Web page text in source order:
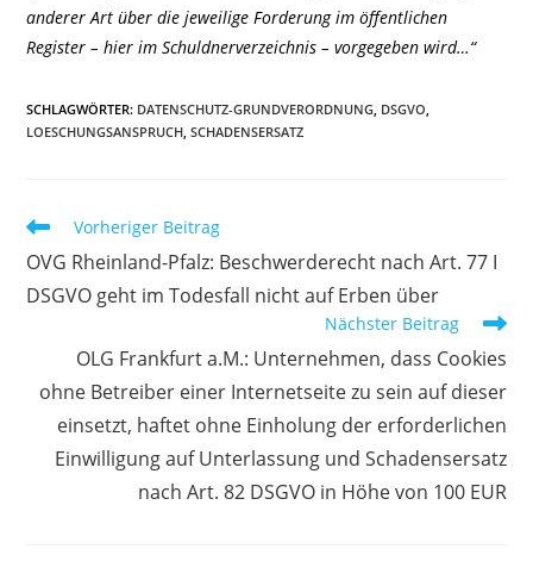
anderer Art über die jeweilige Forderung im öffentlichen
Register – hier im Schuldnerverzeichnis – vorgegeben wird…“
SCHLAGWÖRTER: DATENSCHUTZ-GRUNDVERORDNUNG DSGVO
LOESCHUNGSANSPRUCH SCHADENSERSATZ
Weitere
ansehen
Vorheriger Beitrag
OVG Rheinland-Pfalz: Beschwerderecht nach Art. 77 I
DSGVO geht im Todesfall nicht auf Erben über
Nächster Beitrag
OLG Frankfurt a.M.: Unternehmen, dass Cookies
ohne Betreiber einer Internetseite zu sein auf dieser
einsetzt, haftet ohne Einholung der erforderlichen
Einwilligung auf Unterlassung und Schadensersatz
nach Art. 82 DSGVO in Höhe von 100 EUR